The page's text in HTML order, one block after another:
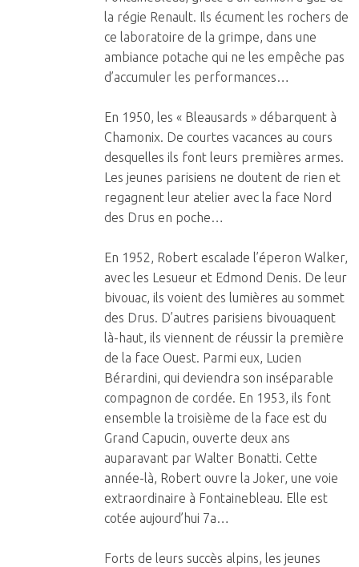
la régie Renault. Ils écument les rochers de
ce laboratoire de la grimpe, dans une
ambiance potache qui ne les empêche pas
d’accumuler les performances…
En 1950, les « Bleausards » débarquent à
Chamonix. De courtes vacances au cours
desquelles ils font leurs premières armes.
Les jeunes parisiens ne doutent de rien et
regagnent leur atelier avec la face Nord
des Drus en poche…
En 1952, Robert escalade l’éperon Walker,
avec les Lesueur et Edmond Denis. De leur
bivouac, ils voient des lumières au sommet
des Drus. D’autres parisiens bivouaquent
là-haut, ils viennent de réussir la première
de la face Ouest. Parmi eux, Lucien
Bérardini, qui deviendra son inséparable
compagnon de cordée. En 1953, ils font
ensemble la troisième de la face est du
Grand Capucin, ouverte deux ans
auparavant par Walter Bonatti. Cette
année-là, Robert ouvre la Joker, une voie
extraordinaire à Fontainebleau. Elle est
cotée aujourd’hui 7a…
Forts de leurs succès alpins, les jeunes